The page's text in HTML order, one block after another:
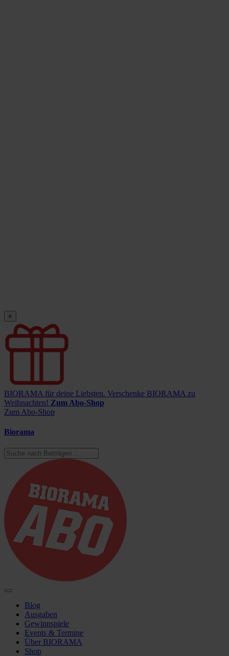
×
BIORAMA für deine Liebsten. Verschenke BIORAMA zu
Weihnachten! Zum Abo-Shop
Zum Abo-Shop
Biorama
Blog
Ausgaben
Gewinnspiele
Events & Termine
Über BIORAMA
Shop